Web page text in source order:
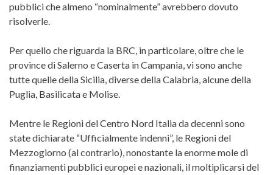
pubblici che almeno “nominalmente” avrebbero dovuto
risolverle.
Per quello che riguarda la BRC, in particolare, oltre che le
province di Salerno e Caserta in Campania, vi sono anche
tutte quelle della Sicilia, diverse della Calabria, alcune della
Puglia, Basilicata e Molise.
Mentre le Regioni del Centro Nord Italia da decenni sono
state dichiarate “Ufficialmente indenni”, le Regioni del
Mezzogiorno (al contrario), nonostante la enorme mole di
finanziamenti pubblici europei e nazionali, il moltiplicarsi del